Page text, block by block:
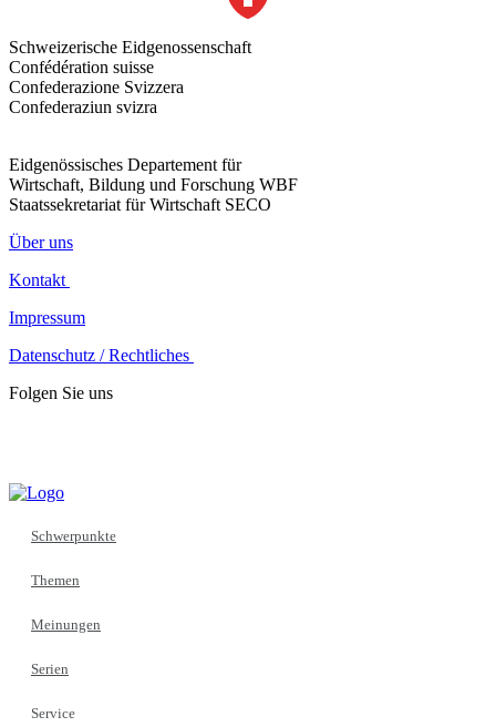
Schweizerische Eidgenossenschaft
Confédération suisse
Confederazione Svizzera
Confederaziun svizra
Eidgenössisches Departement für
Wirtschaft, Bildung und Forschung WBF
Staatssekretariat für Wirtschaft SECO
Über uns
Kontakt
Impressum
Datenschutz / Rechtliches
Folgen Sie uns
Schwerpunkte
Themen
Meinungen
Serien
Service